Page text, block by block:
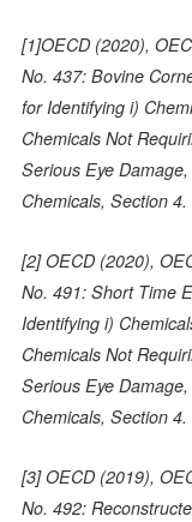
[1]OECD (2020),
No. 437: Bovine
for Identifying i)
Chemicals Not
Serious Eye
Chemicals, Section 4.
[2] OECD (2020),
No. 491: Short Time
Identifying i)
Chemicals Not
Serious Eye
Chemicals, Section 4.
[3] OECD (2019),
No. 492: